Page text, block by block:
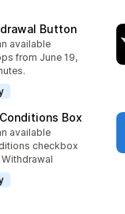
Button
available
from June 19,
Box
available
checkbox
Withdrawal